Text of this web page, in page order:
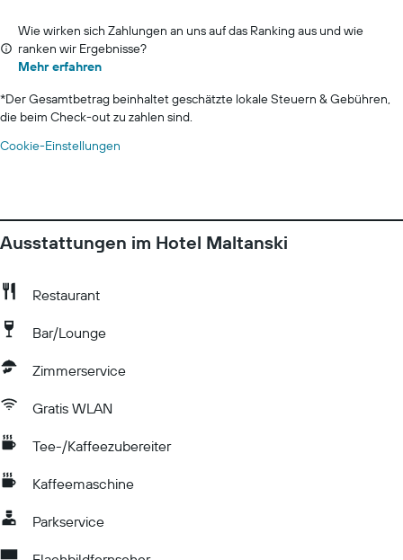
Wie wirken sich Zahlungen an uns auf das Ranking aus und wie
ranken wir Ergebnisse?
Mehr erfahren
*Der Gesamtbetrag beinhaltet geschätzte lokale Steuern & Gebühren,
die beim Check-out zu zahlen sind.
Cookie-Einstellungen
Ausstattungen im Hotel Maltanski
Restaurant
Bar/Lounge
Zimmerservice
Gratis WLAN
Tee-/Kaffeezubereiter
Kaffeemaschine
Parkservice